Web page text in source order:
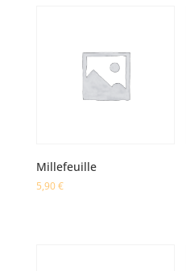
Millefeuille
5,90€